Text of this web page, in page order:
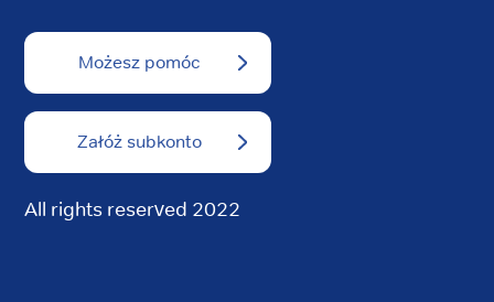
Możesz pomóc
Załóż subkonto
All rights reserved 2022